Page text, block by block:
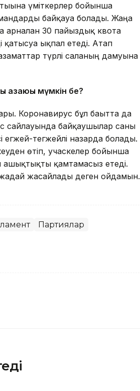
үміткерлер бойынша
байқауға болады. Жаңа
арналған 30 пайыздық квота
қатысуға ықпал етеді. Атап
түрлі саланың дамуына
азаюы мүмкін бе?
Коронавирус бұл бағытта да
сайлауында байқаушылар саны
тегжейлі назарда болады.
өтіп, учаскелер бойынша
ашықтықты қамтамасыз етеді.
жағдай жасайлады деген ойдамын.
Партиялар